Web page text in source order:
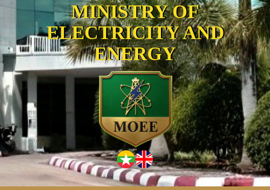
MINISTRY OF
ELECTRICITY AND
ENERGY